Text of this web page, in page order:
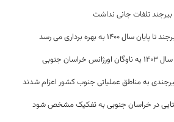
تلفات جانی نداشت
1400 به بهره برداری می رسد
در خراسان جنوبی به تفکیک مشخص شود